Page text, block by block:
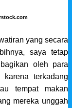
yang secara
saya tetap
oleh para
karena terkadang
tempat makan
mereka unggah